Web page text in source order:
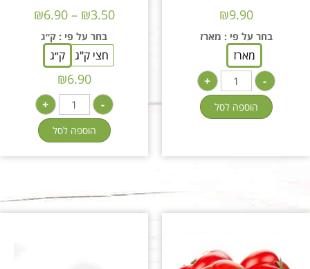
₪9.90
בחר על פי : מארז
מארז
-
+
הוספה לסל
₪3.50
–
₪6.90
בחר על פי : ק״ג
חצי ק"ג ק״ג
₪6.90
-
+
הוספה לסל